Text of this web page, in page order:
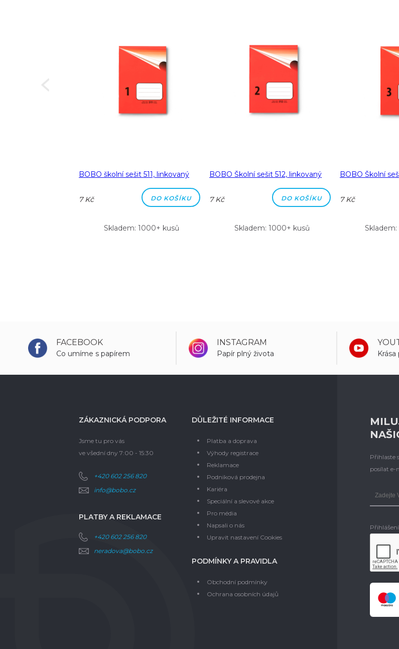
BOBO školní sešit 511, linkovaný
7 Kč DO KOŠÍKU
Skladem: 1000+ kusů
BOBO Školní sešit 512, linkovaný
7 Kč DO KOŠÍKU
Skladem: 1000+ kusů
BOBO Školní
7 Kč
Next
FACEBOOK
Co umíme s papírem
INSTAGRAM
Papír plný života
ZÁKAZNICKÁ PODPORA
Jsme tu pro vás
ve všední dny 7:00 - 15:30
+420 602 256 820
info@bobo.cz
PLATBY A REKLAMACE
+420 602 256 820
neradova@bobo.cz
DŮLEŽITÉ INFORMACE
Platba a doprava
Výhody registrace
Reklamace
Podniková prodejna
Kariéra
Speciální a slevové akce
Pro média
Napsali o nás
Upravit nastavení Cookies
PODMÍNKY A PRAVIDLA
Obchodní podmínky
Ochrana osobních údajů
Přihlaste
posílat e-